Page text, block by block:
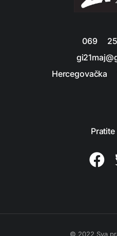
069
© 2022 Sva